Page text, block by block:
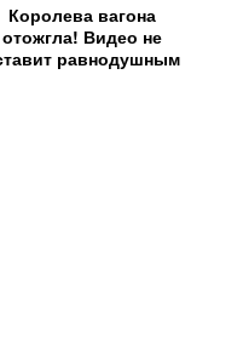
Королева вагона
отожгла! Видео не
равнодушным